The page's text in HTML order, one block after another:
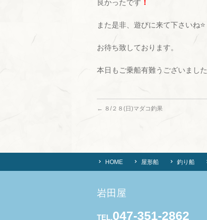
良かったです ！
また是非、遊びに来て下さいね⭐
お待ち致しております。
本日もご乗船有難うございました
← ８/２８(日)マダコ釣果
HOME 屋形船 釣り船
岩田屋
TEL.047-351-2862